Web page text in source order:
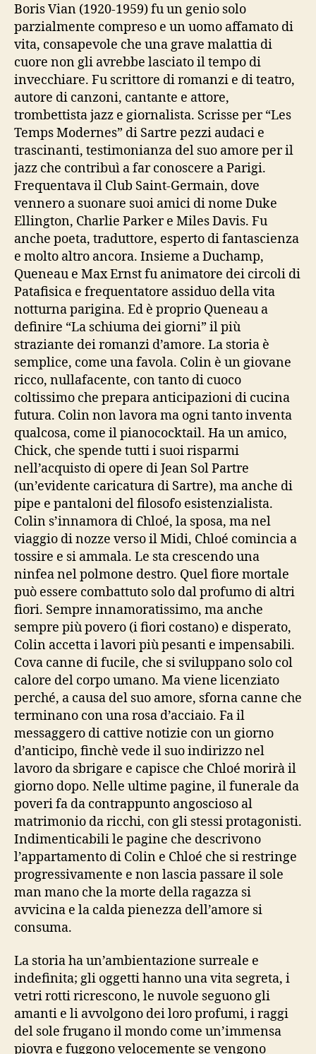
Boris Vian (1920-1959) fu un genio solo
parzialmente compreso e un uomo affamato di
vita, consapevole che una grave malattia di
cuore non gli avrebbe lasciato il tempo di
invecchiare. Fu scrittore di romanzi e di teatro,
autore di canzoni, cantante e attore,
trombettista jazz e giornalista. Scrisse per “Les
Temps Modernes” di Sartre pezzi audaci e
trascinanti, testimonianza del suo amore per il
jazz che contribuì a far conoscere a Parigi.
Frequentava il Club Saint-Germain, dove
vennero a suonare suoi amici di nome Duke
Ellington, Charlie Parker e Miles Davis. Fu
anche poeta, traduttore, esperto di fantascienza
e molto altro ancora. Insieme a Duchamp,
Queneau e Max Ernst fu animatore dei circoli di
Patafisica e frequentatore assiduo della vita
notturna parigina. Ed è proprio Queneau a
definire “La schiuma dei giorni” il più
straziante dei romanzi d’amore. La storia è
semplice, come una favola. Colin è un giovane
ricco, nullafacente, con tanto di cuoco
coltissimo che prepara anticipazioni di cucina
futura. Colin non lavora ma ogni tanto inventa
qualcosa, come il pianococktail. Ha un amico,
Chick, che spende tutti i suoi risparmi
nell’acquisto di opere di Jean Sol Partre
(un’evidente caricatura di Sartre), ma anche di
pipe e pantaloni del filosofo esistenzialista.
Colin s’innamora di Chloé, la sposa, ma nel
viaggio di nozze verso il Midi, Chloé comincia a
tossire e si ammala. Le sta crescendo una
ninfea nel polmone destro. Quel fiore mortale
può essere combattuto solo dal profumo di altri
fiori. Sempre innamoratissimo, ma anche
sempre più povero (i fiori costano) e disperato,
Colin accetta i lavori più pesanti e impensabili.
Cova canne di fucile, che si sviluppano solo col
calore del corpo umano. Ma viene licenziato
perché, a causa del suo amore, sforna canne che
terminano con una rosa d’acciaio. Fa il
messaggero di cattive notizie con un giorno
d’anticipo, finchè vede il suo indirizzo nel
lavoro da sbrigare e capisce che Chloé morirà il
giorno dopo. Nelle ultime pagine, il funerale da
poveri fa da contrappunto angoscioso al
matrimonio da ricchi, con gli stessi protagonisti.
Indimenticabili le pagine che descrivono
l’appartamento di Colin e Chloé che si restringe
progressivamente e non lascia passare il sole
man mano che la morte della ragazza si
avvicina e la calda pienezza dell’amore si
consuma.
La storia ha un’ambientazione surreale e
indefinita; gli oggetti hanno una vita segreta, i
vetri rotti ricrescono, le nuvole seguono gli
amanti e li avvolgono dei loro profumi, i raggi
del sole frugano il mondo come un’immensa
piovra e fuggono velocemente se vengono